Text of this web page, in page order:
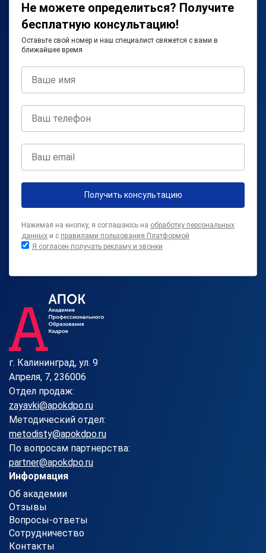
Не можете определиться? Получите
бесплатную консультацию!
Оставьте свой номер и наш специалист свяжется с вами в
ближайшее время
Получить консультацию
Нажимая на кнопку, я соглашаюсь на обработку персональных
данных и с правилами пользования Платформой
Я согласен получать рекламу и звонки
г. Калининград, ул. 9
Апреля, 7, 236006
Отдел продаж:
zayavki@apokdpo.ru
Методический отдел:
metodisty@apokdpo.ru
По вопросам партнерства:
partner@apokdpo.ru
Информация
Об академии
Отзывы
Вопросы-ответы
Сотрудничество
Контакты